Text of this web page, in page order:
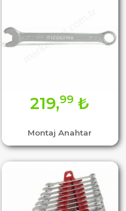
Montaj Anahtar
219,99 ₺